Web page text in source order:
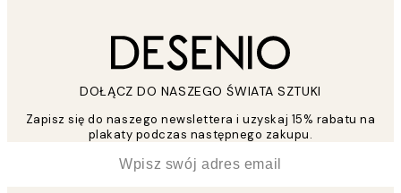
DOŁĄCZ DO NASZEGO ŚWIATA SZTUKI
Zapisz się do naszego newslettera i uzyskaj 15% rabatu na
plakaty podczas następnego zakupu.